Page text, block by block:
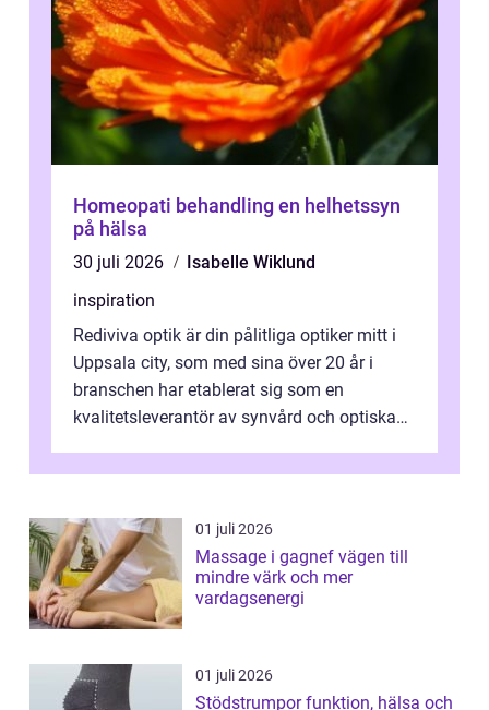
Homeopati behandling en helhetssyn
på hälsa
30 juli 2026
Isabelle Wiklund
inspiration
Rediviva optik är din pålitliga optiker mitt i
Uppsala city, som med sina över 20 år i
branschen har etablerat sig som en
kvalitetsleverantör av synvård och optiska
01 juli 2026
Massage i gagnef vägen till
mindre värk och mer
vardagsenergi
01 juli 2026
Stödstrumpor funktion, hälsa och